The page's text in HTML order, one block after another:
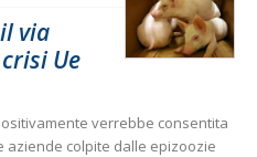
via
Ue
verrebbe consentita
aziende colpite dalle epizoozie